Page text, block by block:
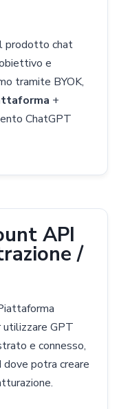
prodotto chat
e
tramite BYOK,
+
ChatGPT
API
/
utilizzare GPT
e connesso,
dove potra creare